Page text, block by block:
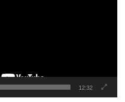
12:32